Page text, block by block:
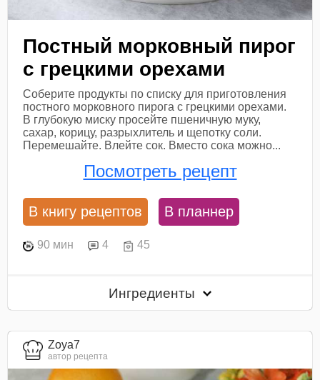
Постный морковный пирог
с грецкими орехами
Соберите продукты по списку для приготовления
постного морковного пирога с грецкими орехами.
В глубокую миску просейте пшеничную муку,
сахар, корицу, разрыхлитель и щепотку соли.
Перемешайте. Влейте сок. Вместо сока можно...
Посмотреть рецепт
В книгу рецептов В планнер
90 мин 4 45
Ингредиенты
Zoya7
автор рецепта